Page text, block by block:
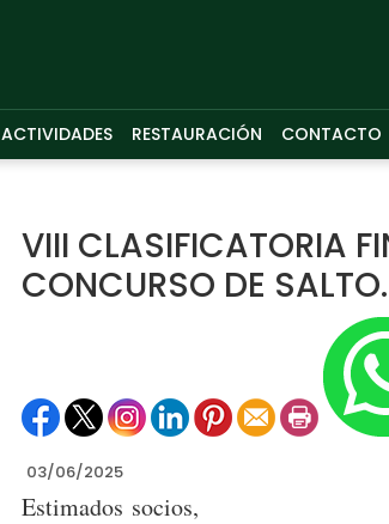
ACTIVIDADES RESTAURACIÓN CONTACTO
VIII CLASIFICATORIA
CONCURSO DE SALTO.
03/06/2025
Estimados socios,